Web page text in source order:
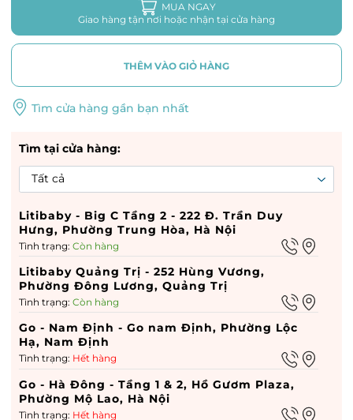
MUA NGAY
Giao hàng tận nơi hoặc nhận tại cửa hàng
THÊM VÀO GIỎ HÀNG
Tìm cửa hàng gần bạn nhất
Tìm tại cửa hàng:
Litibaby - Big C Tầng 2 - 222 Đ. Trần Duy
Hưng, Phường Trung Hòa, Hà Nội
Tình trạng: Còn hàng
Litibaby Quảng Trị - 252 Hùng Vương,
Phường Đông Lương, Quảng Trị
Tình trạng: Còn hàng
Go - Nam Định - Go nam Định, Phường Lộc
Hạ, Nam Định
Tình trạng: Hết hàng
Go - Hà Đông - Tầng 1 & 2, Hồ Gươm Plaza,
Phường Mộ Lao, Hà Nội
Tình trạng: Hết hàng